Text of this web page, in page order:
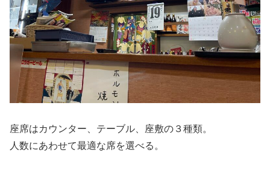
座席はカウンター、テーブル、座敷の３種類。
人数にあわせて最適な席を選べる。